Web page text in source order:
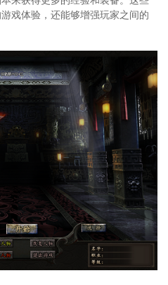
戏体验，还能够增强玩家之间的